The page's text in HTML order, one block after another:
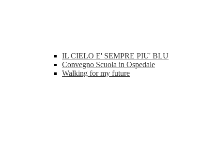
IL CIELO E' SEMPRE PIU' BLU
Convegno Scuola in Ospedale
Walking for my future